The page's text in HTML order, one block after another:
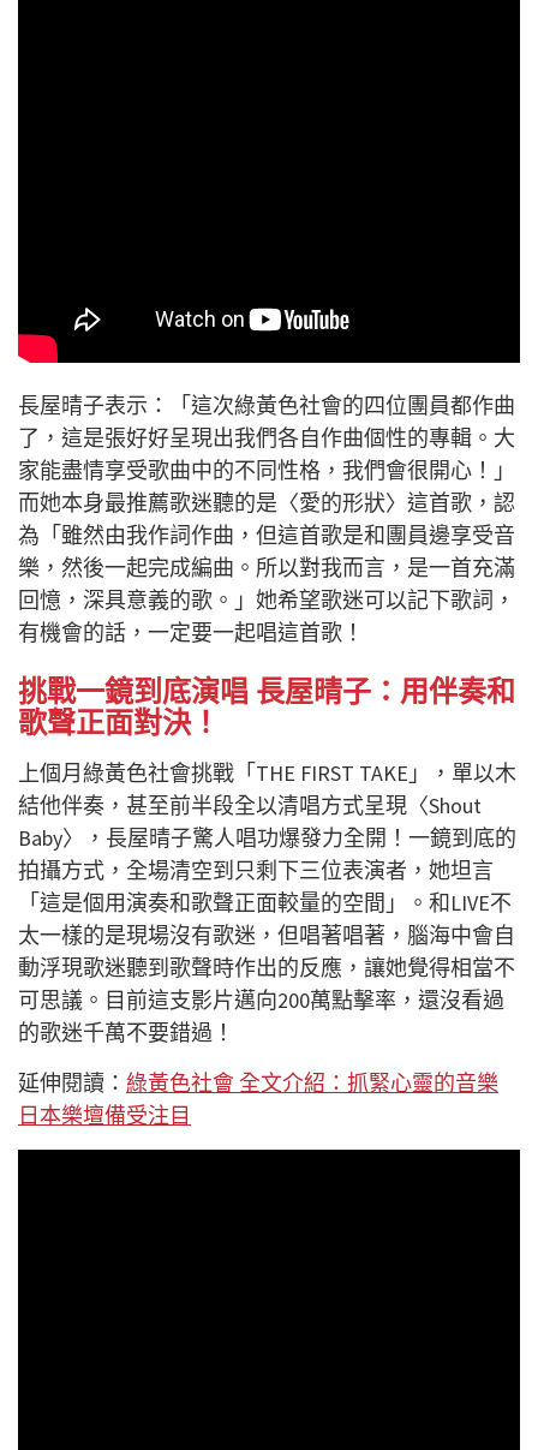
長屋晴子表示：「這次綠黃色社會的四位團員都作曲
了，這是張好好呈現出我們各自作曲個性的專輯。大
家能盡情享受歌曲中的不同性格，我們會很開心！」
而她本身最推薦歌迷聽的是〈愛的形狀〉這首歌，認
為「雖然由我作詞作曲，但這首歌是和團員邊享受音
樂，然後一起完成編曲。所以對我而言，是一首充滿
回憶，深具意義的歌。」她希望歌迷可以記下歌詞，
有機會的話，一定要一起唱這首歌！
挑戰一鏡到底演唱 長屋晴子：用伴奏和
歌聲正面對決！
上個月綠黃色社會挑戰「THE FIRST TAKE」，單以木
結他伴奏，甚至前半段全以清唱方式呈現〈Shout
Baby〉，長屋晴子驚人唱功爆發力全開！一鏡到底的
拍攝方式，全場清空到只剩下三位表演者，她坦言
「這是個用演奏和歌聲正面較量的空間」。和LIVE不
太一樣的是現場沒有歌迷，但唱著唱著，腦海中會自
動浮現歌迷聽到歌聲時作出的反應，讓她覺得相當不
可思議。目前這支影片邁向200萬點擊率，還沒看過
的歌迷千萬不要錯過！
延伸閱讀： 綠黃色社會 全文介紹：抓緊心靈的音樂
日本樂壇備受注目